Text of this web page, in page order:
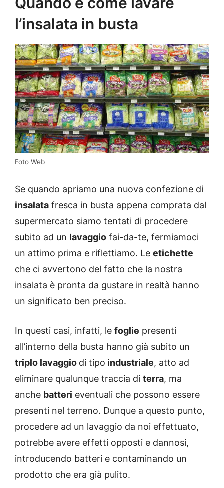
l’insalata in busta
Foto Web
Se quando apriamo una nuova confezione di
insalata fresca in busta appena comprata dal
supermercato siamo tentati di procedere
subito ad un lavaggio fai-da-te, fermiamoci
un attimo prima e riflettiamo. Le etichette
che ci avvertono del fatto che la nostra
insalata è pronta da gustare in realtà hanno
un significato ben preciso.
In questi casi, infatti, le foglie presenti
all’interno della busta hanno già subito un
triplo lavaggio di tipo industriale, atto ad
eliminare qualunque traccia di terra, ma
anche batteri eventuali che possono essere
presenti nel terreno. Dunque a questo punto,
procedere ad un lavaggio da noi effettuato,
potrebbe avere effetti opposti e dannosi,
introducendo batteri e contaminando un
prodotto che era già pulito.